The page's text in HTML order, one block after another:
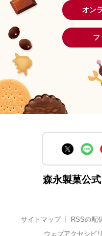
オン
フ
森永製菓公
サイトマップ RSSの配
ウェブアクセシビ